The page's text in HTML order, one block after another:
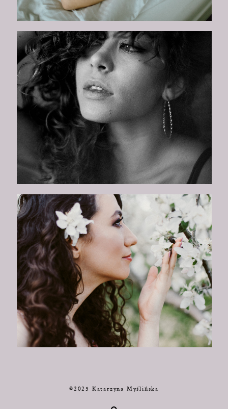
©2025 Katarzyna Myślińska